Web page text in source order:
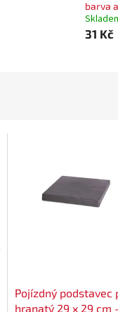
barva
31 Kč
Pojízdný podstavec
hranatý 29 x 29 cm